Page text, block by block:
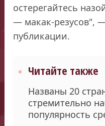
остерегайтесь
— макак-резусов",
публикации.
Читайте также
Названы 20
стремительно
популярность